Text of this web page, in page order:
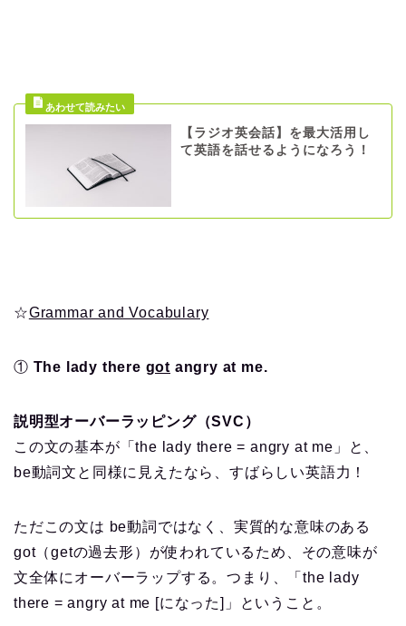
【ラジオ英会話】を最大活用し
て英語を話せるようになろう！
☆Grammar and Vocabulary
① The lady there got angry at me.
説明型オーバーラッピング（SVC）
この文の基本が「the lady there = angry at me」と、
be動詞文と同様に見えたなら、すばらしい英語力！
ただこの文は be動詞ではなく、実質的な意味のある
got（getの過去形）が使われているため、その意味が
文全体にオーバーラップする。つまり、「the lady
there = angry at me [になった]」ということ。